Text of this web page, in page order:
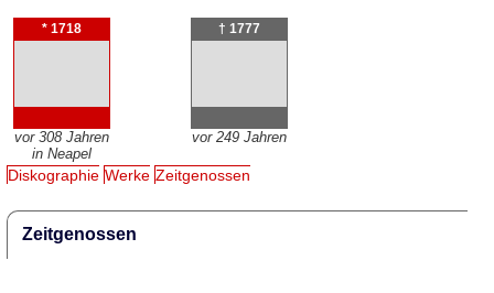
* 1718
vor 308 Jahren
in Neapel
† 1777
vor 249 Jahren
Diskographie Werke Zeitgenossen
Zeitgenossen